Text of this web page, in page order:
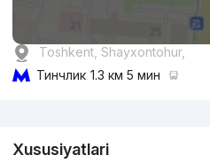
Toshkent, Shayxontohur,
Тинчлик 1.3 км 5 мин
Xususiyatlari